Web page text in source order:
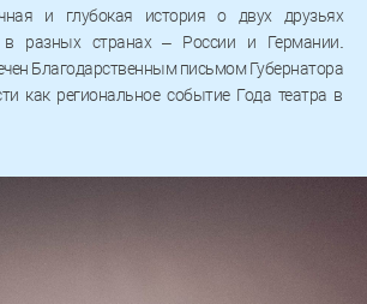
и глубокая история о двух друзьях
в разных странах – России и Германии.
Благодарственным письмом Губернатора
как региональное событие Года театра в